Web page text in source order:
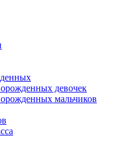
девочек
мальчиков